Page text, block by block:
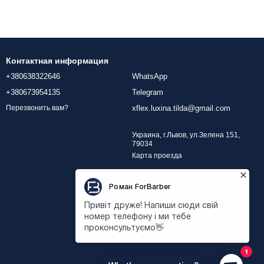
Контактная информация
+380638322646
+380673954135
Перезвонить вам?
WhatsApp
Telegram
xflex.luxina.tilda@gmail.com
Украина, г.Львов, ул.Зелена 151,
79034
Карта проезда